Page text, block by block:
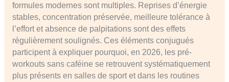
formules modernes sont multiples. Reprises d’énergie
stables, concentration préservée, meilleure tolérance à
l’effort et absence de palpitations sont des effets
régulièrement soulignés. Ces éléments conjugués
participent à expliquer pourquoi, en 2026, les pré-
workouts sans caféine se retrouvent systématiquement
plus présents en salles de sport et dans les routines